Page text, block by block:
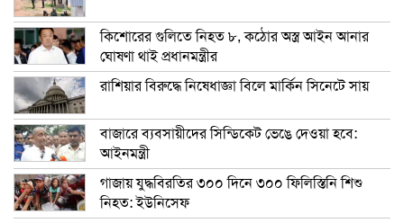
কিশোরের গুলিতে নিহত ৮, কঠোর অস্ত্র আইন আনার
ঘোষণা থাই প্রধানমন্ত্রীর
রাশিয়ার বিরুদ্ধে নিষেধাজ্ঞা বিলে মার্কিন সিনেটে সায়
বাজারে ব্যবসায়ীদের সিন্ডিকেট ভেঙে দেওয়া হবে:
আইনমন্ত্রী
গাজায় যুদ্ধবিরতির ৩০০ দিনে ৩০০ ফিলিস্তিনি শিশু
নিহত: ইউনিসেফ